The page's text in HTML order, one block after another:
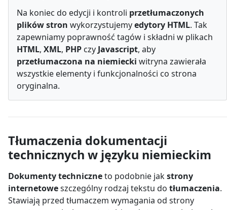
Na koniec do edycji i kontroli przetłumaczonych
plików stron wykorzystujemyedytory HTML. Tak
zapewniamy poprawność tagów i składni w plikach
HTML, XML, PHP czy Javascript, aby
przetłumaczona na niemiecki witryna zawierała
wszystkie elementy i funkcjonalności co strona
oryginalna.
Tłumaczenia dokumentacji
technicznych w języku niemieckim
Dokumenty techniczneto podobnie jakstrony
internetoweszczególny rodzaj tekstu do tłumaczenia.
Stawiają przed tłumaczem wymagania od strony